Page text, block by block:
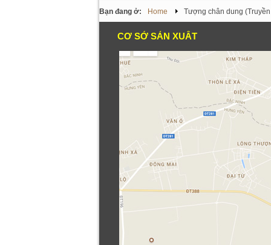
Bạn đang ở: Home Tượng chân dung
CƠ SỞ SẢN XUẤT